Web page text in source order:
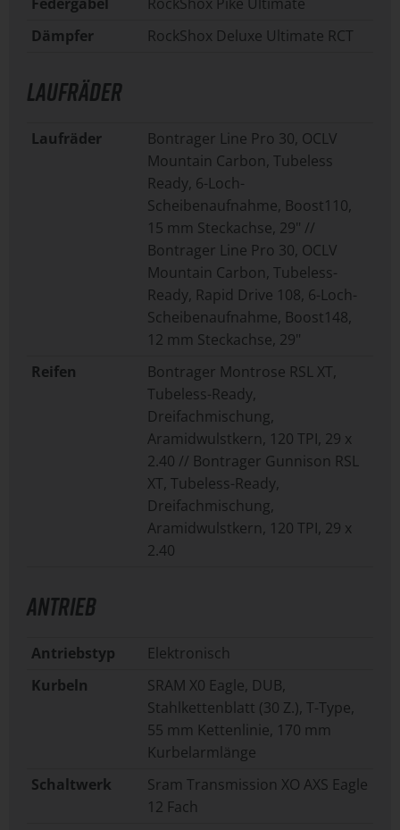
Dämpfer
RockShox Deluxe Ultimate RCT
LAUFRÄDER
Laufräder
Bontrager Line Pro 30, OCLV
Mountain Carbon, Tubeless
Ready, 6-Loch-
Scheibenaufnahme, Boost110,
15 mm Steckachse, 29" //
Bontrager Line Pro 30, OCLV
Mountain Carbon, Tubeless-
Ready, Rapid Drive 108, 6-Loch-
Scheibenaufnahme, Boost148,
12 mm Steckachse, 29"
Reifen
Bontrager Montrose RSL XT,
Tubeless-Ready,
Dreifachmischung,
Aramidwulstkern, 120 TPI, 29 x
2.40 // Bontrager Gunnison RSL
XT, Tubeless-Ready,
Dreifachmischung,
Aramidwulstkern, 120 TPI, 29 x
2.40
ANTRIEB
Antriebstyp
Elektronisch
Kurbeln
SRAM X0 Eagle, DUB,
Stahlkettenblatt (30 Z.), T-Type,
55 mm Kettenlinie, 170 mm
Kurbelarmlänge
Schaltwerk
Sram Transmission XO AXS Eagle
12 Fach